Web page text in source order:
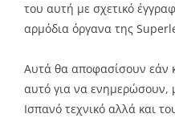
του αυτή με σχετικό
αρμόδια όργανα της
Αυτά θα αποφασίσουν εάν
αυτό για να ενημερώσουν,
Ισπανό τεχνικό αλλά και